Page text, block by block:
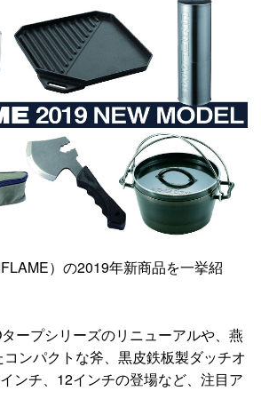
）の2019年新商品を一挙紹
ープシリーズのリニューアルや、燕
ンパクトな斧、黒皮鉄板製ダッチオ
ンチ、12インチの登場など、注目ア